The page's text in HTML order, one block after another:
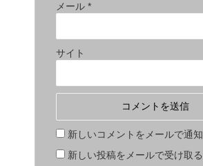
メール *
サイト
新しいコメントをメールで通知
新しい投稿をメールで受け取る